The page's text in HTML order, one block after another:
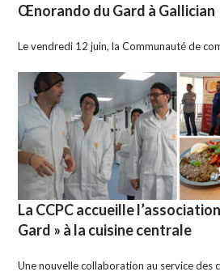
Œnorando du Gard à Gallician
Le vendredi 12 juin, la Communauté de
La CCPC accueille
Gard » à la cuisine centrale
Une nouvelle collaboration au service des